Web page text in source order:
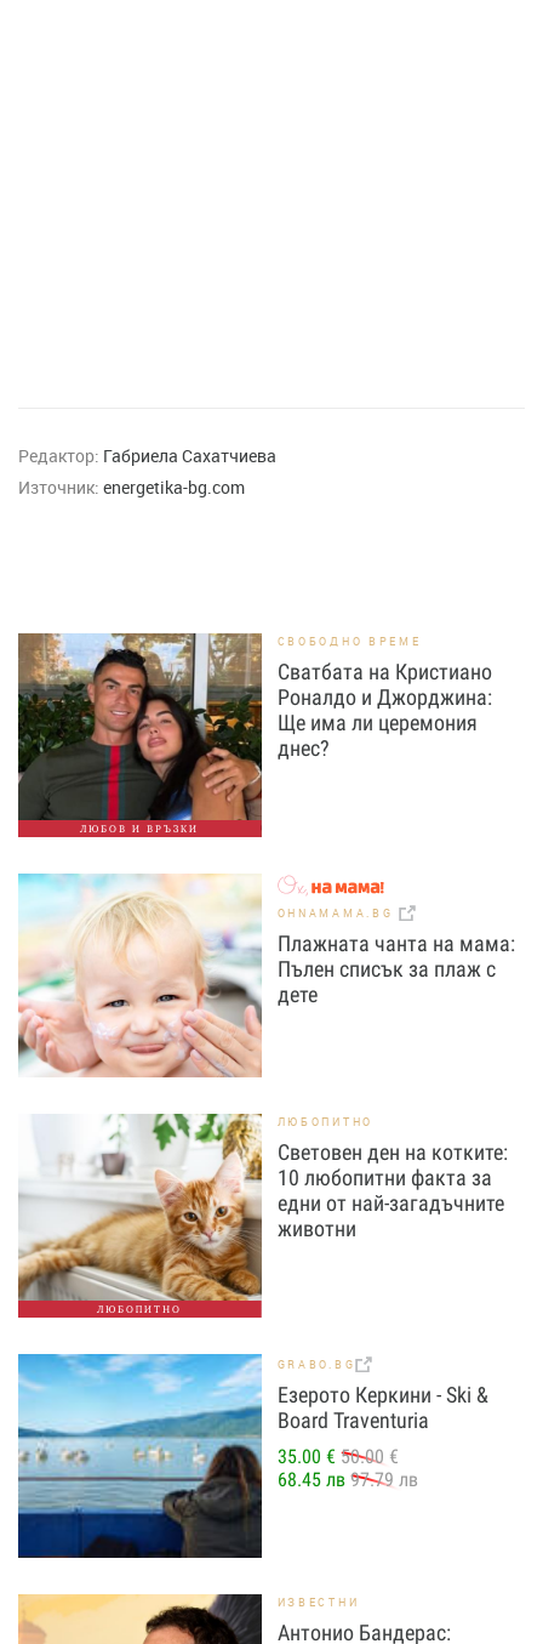
Редактор: Габриела Сахатчиева
Източник: energetika-bg.com
ЛЮБОВ И ВРЪЗКИ
СВОБОДНО ВРЕМЕ
Сватбата на Кристиано
Роналдо и Джорджина:
Ще има ли церемония
днес?
OHNAMAMA.BG
Плажната чанта на мама:
Пълен списък за плаж с
дете
ЛЮБОПИТНО
ЛЮБОПИТНО
Световен ден на котките:
10 любопитни факта за
едни от най-загадъчните
животни
GRABO.BG
Езерото Керкини - Ski &
Board Traventuria
35.00 € 50.00 €
68.45 лв 97.79 лв
ИЗВЕСТНИ
Антонио Бандерас: